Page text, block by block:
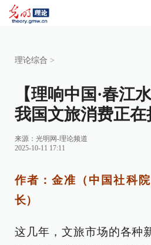
理论综合 >
【理响中国·春江
我国文旅消费正在
来源： 光明网-理论频道
2025-10-11 17:11
作者：金准（中国社科
长）
这几年，文旅市场的各种